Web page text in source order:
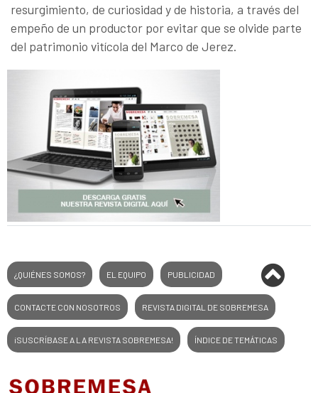
resurgimiento, de curiosidad y de historia, a través del
empeño de un productor por evitar que se olvide parte
del patrimonio vitícola del Marco de Jerez.
¿QUIÉNES SOMOS? EL EQUIPO PUBLICIDAD
CONTACTE CON NOSOTROS REVISTA DIGITAL DE SOBREMESA
¡SUSCRÍBASE A LA REVISTA SOBREMESA! ÍNDICE DE TEMÁTICAS